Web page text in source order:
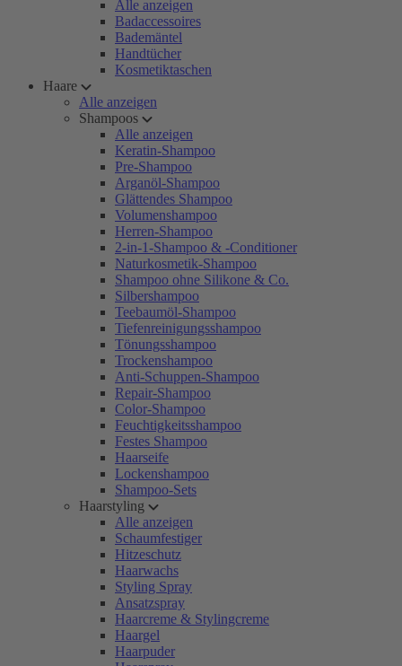
Alle anzeigen
Badaccessoires
Bademäntel
Handtücher
Kosmetiktaschen
Haare
Alle anzeigen
Shampoos
Alle anzeigen
Keratin-Shampoo
Pre-Shampoo
Arganöl-Shampoo
Glättendes Shampoo
Volumenshampoo
Herren-Shampoo
2-in-1-Shampoo & -Conditioner
Naturkosmetik-Shampoo
Shampoo ohne Silikone & Co.
Silbershampoo
Teebaumöl-Shampoo
Tiefenreinigungsshampoo
Tönungsshampoo
Trockenshampoo
Anti-Schuppen-Shampoo
Repair-Shampoo
Color-Shampoo
Feuchtigkeitsshampoo
Festes Shampoo
Haarseife
Lockenshampoo
Shampoo-Sets
Haarstyling
Alle anzeigen
Schaumfestiger
Hitzeschutz
Haarwachs
Styling Spray
Ansatzspray
Haarcreme & Stylingcreme
Haargel
Haarpuder